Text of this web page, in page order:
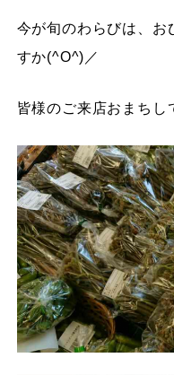
今が旬のわらびは、お
すか(^O^)／
皆様のご来店おまちし